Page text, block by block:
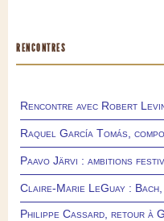
RENCONTRES
Rencontre avec Robert
Raquel García Tomás,
Paavo Järvi : ambitions
Claire-Marie LeGuay :
Philippe Cassard, retour à